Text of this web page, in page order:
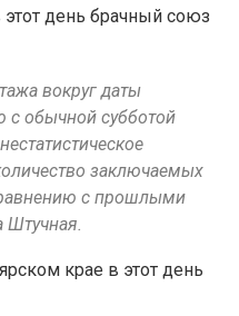
этот день брачный союз
вокруг даты
с обычной субботой
заключаемых
с прошлыми
Штучная.
крае в этот день